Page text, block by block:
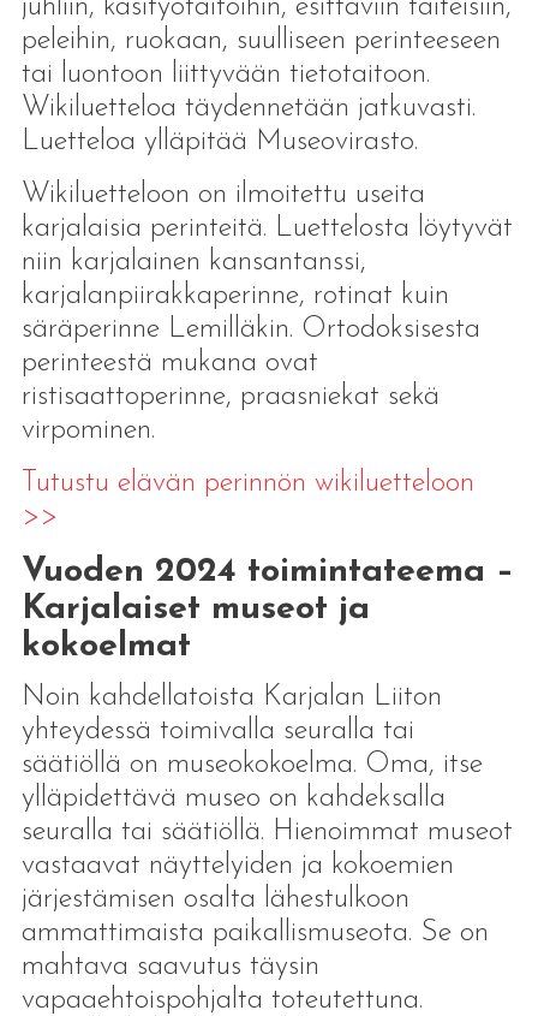
juhliin, käsityötaitoihin, esittäviin taiteisiin,
peleihin, ruokaan, suulliseen perinteeseen
tai luontoon liittyvään tietotaitoon.
Wikiluetteloa täydennetään jatkuvasti.
Luetteloa ylläpitää Museovirasto.
Wikiluetteloon on ilmoitettu useita
karjalaisia perinteitä. Luettelosta löytyvät
niin karjalainen kansantanssi,
karjalanpiirakkaperinne, rotinat kuin
säräperinne Lemilläkin. Ortodoksisesta
perinteestä mukana ovat
ristisaattoperinne, praasniekat sekä
virpominen.
Tutustu elävän perinnön wikiluetteloon
>>
Vuoden 2024 toimintateema –
Karjalaiset museot ja
kokoelmat
Noin kahdellatoista Karjalan Liiton
yhteydessä toimivalla seuralla tai
säätiöllä on museokokoelma. Oma, itse
ylläpidettävä museo on kahdeksalla
seuralla tai säätiöllä. Hienoimmat museot
vastaavat näyttelyiden ja kokoemien
järjestämisen osalta lähestulkoon
ammattimaista paikallismuseota. Se on
mahtava saavutus täysin
vapaaehtoispohjalta toteutettuna.